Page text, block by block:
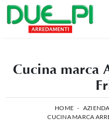
Cucina marca
HOME - AZIENDA
CUCINA MARCA